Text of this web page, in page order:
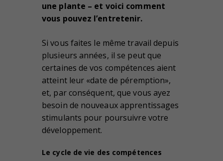
une plante – et voici comment
vous pouvez l’entretenir.
Si vous faites le même travail depuis
plusieurs années, il se peut que
certaines de vos compétences aient
atteint leur «date de péremption»,
et, par conséquent, que vous ayez
besoin de nouveaux apprentissages
stimulants pour poursuivre votre
développement.
Le cycle de vie des compétences